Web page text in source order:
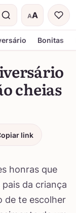
AA
Tamanho do
Bonitas
cheias
link
honras que
da criança
de te escolher